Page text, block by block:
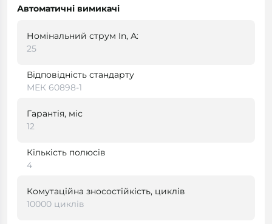
Автоматичні вимикачі
Номінальний струм In, А:
25
Відповідність стандарту
МЕК 60898-1
Гарантія, міс
12
Кількість полюсів
4
Комутаційна зносостійкість, циклів
10000 циклів